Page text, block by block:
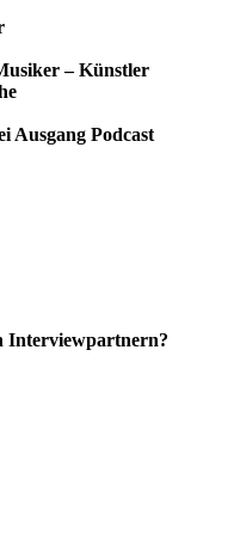
– Künstler
Ausgang Podcast
Interviewpartnern?